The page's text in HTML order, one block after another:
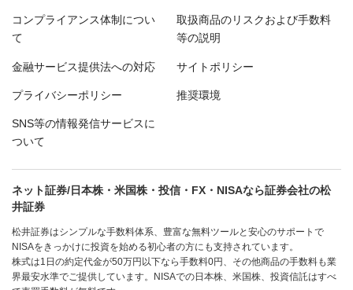
コンプライアンス体制につい
て
取扱商品のリスクおよび手数料
等の説明
金融サービス提供法への対応 サイトポリシー
プライバシーポリシー 推奨環境
SNS等の情報発信サービスに
ついて
ネット証券/日本株・米国株・投信・FX・NISAなら証券会社の松
井証券
松井証券はシンプルな手数料体系、豊富な無料ツールと安心のサポートで
NISAをきっかけに投資を始める初心者の方にも支持されています。
株式は1日の約定代金が50万円以下なら手数料0円、その他商品の手数料も業
界最安水準でご提供しています。NISAでの日本株、米国株、投資信託はすべ